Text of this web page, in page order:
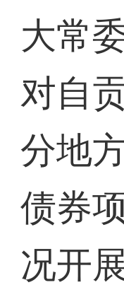
大常
对自
分地
债券
况开